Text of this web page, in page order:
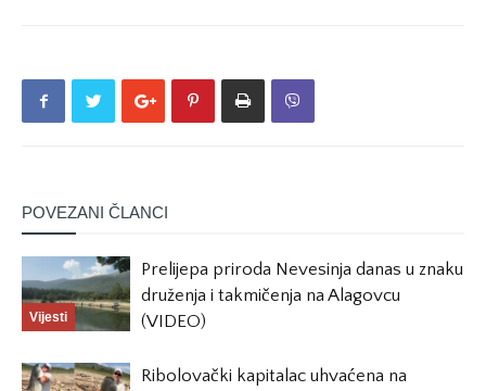
POVEZANI ČLANCI
Vijesti
Prelijepa priroda Nevesinja danas u znaku
druženja i takmičenja na Alagovcu
(VIDEO)
Ribolovački kapitalac uhvaćena na